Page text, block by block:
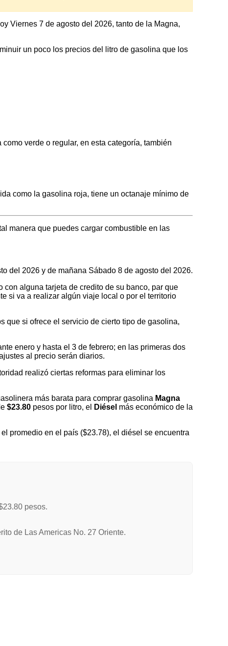
Viernes 7 de agosto del 2026, tanto de la Magna,
un poco los precios del litro de gasolina que los
verde o regular, en esta categoría, también
como la gasolina roja, tiene un octanaje mínimo de
manera que puedes cargar combustible en las
del 2026 y de mañana Sábado 8 de agosto del 2026.
alguna tarjeta de credito de su banco, par que
si va a realizar algún viaje local o por el territorio
que si ofrece el servicio de cierto tipo de gasolina,
enero y hasta el 3 de febrero; en las primeras dos
al precio serán diarios.
realizó ciertas reformas para eliminar los
más barata para comprar gasolina Magna
$23.80 pesos por litro, el Diésel más económico de la
promedio en el país ($23.78), el diésel se encuentra
pesos.
de Las Americas No. 27 Oriente.